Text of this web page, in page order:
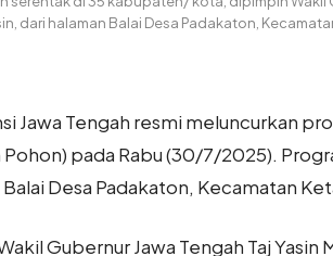
dari halaman Balai Desa Padakaton,
Jawa Tengah resmi meluncurkan
pada Rabu (30/7/2025).
Desa Padakaton, Kecamatan
Gubernur Jawa Tengah Taj Yasin